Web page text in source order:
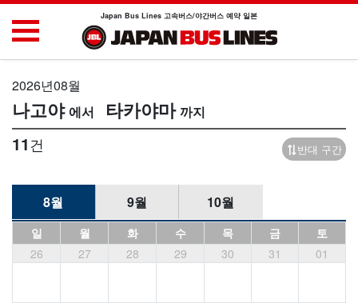
Japan Bus Lines 고속버스/야간버스 예약 일본
2026년08월
나고야 타카야마
11건 반대 구간
8월 9월 10월
일 월 화 수 목 금
토
26
27 28 29 30 31 01